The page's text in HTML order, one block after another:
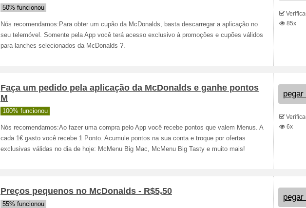
50% funcionou
Nós recomendamos:Para obter um cupão da McDonalds, basta descarregar a aplicação no
seu telemóvel. Somente pela App você terá acesso exclusivo à promoções e cupões válidos
para lanches selecionados da McDonalds ?.
85x
Faça um pedido pela aplicação da McDonalds e ganhe pontos
M
100% funcionou
Nós recomendamos:Ao fazer uma compra pelo App você recebe pontos que valem Menus. A
cada 1€ gasto você recebe 1 Ponto. Acumule pontos na sua conta e troque por ofertas
exclusivas válidas no dia de hoje: McMenu Big Mac, McMenu Big Tasty e muito mais!
6x
Preços pequenos no McDonalds - R$5,50
55% funcionou